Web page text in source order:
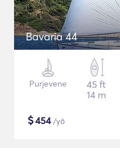
Bavaria 44
Purjevene
45 ft
14 m
$454/yö